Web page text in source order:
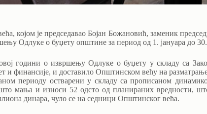
којом је председавао Бојан Божановић, заменик
Одлуке о буџету општине за период од 1. јануара до
години о извршењу Одлуке о буџету у складу са
и финансије, и доставило Општинском већу на
периоду остварени у складу са прописаном
мања и износи 52 одсто од планираних вредности,
динара, чуло се на седници Општинског већа.